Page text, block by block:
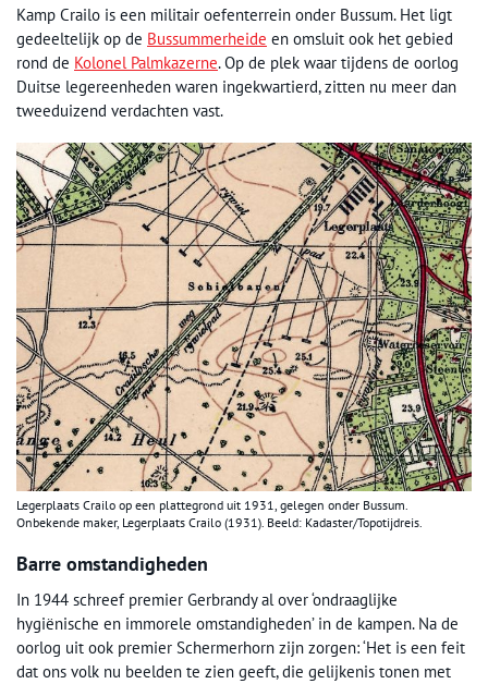
Kamp Crailo is een militair oefenterrein onder Bussum. Het ligt
gedeeltelijk op de Bussummerheide en omsluit ook het gebied
rond de Kolonel Palmkazerne. Op de plek waar tijdens de oorlog
Duitse legereenheden waren ingekwartierd, zitten nu meer dan
tweeduizend verdachten vast.
Legerplaats Crailo op een plattegrond uit 1931, gelegen onder Bussum.
Onbekende maker, Legerplaats Crailo (1931). Beeld: Kadaster/Topotijdreis.
Barre omstandigheden
In 1944 schreef premier Gerbrandy al over ‘ondraaglijke
hygiënische en immorele omstandigheden’ in de kampen. Na de
oorlog uit ook premier Schermerhorn zijn zorgen: ‘Het is een feit
dat ons volk nu beelden te zien geeft, die gelijkenis tonen met